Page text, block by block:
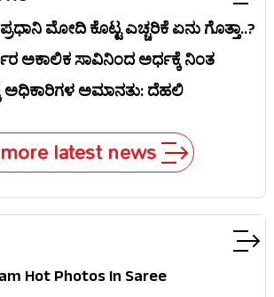
ಮೋದಿ ಕೊಟ್ಟ ಎಚ್ಚರಿಕೆ ಏನು ಗೊತ್ತಾ..?
ಅಕಾಲಿಕ ಸಾವಿನಿಂದ ಅರ್ಧಕ್ಕೆ ನಿಂತ
ಗೊತ್ತಾ..?
ಅಧಿಕಾರಿಗಳ ಅಮಾನತು: ದೆಹಲಿ
more latest news
Hot Photos In Saree